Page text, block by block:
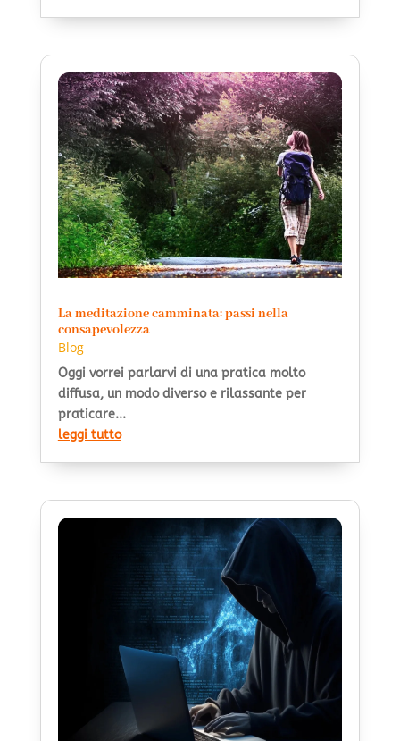
La meditazione camminata: passi nella
consapevolezza
Blog
Oggi vorrei parlarvi di una pratica molto
diffusa, un modo diverso e rilassante per
praticare...
leggi tutto